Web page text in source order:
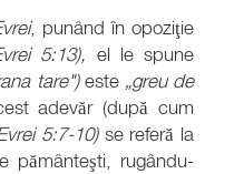
, punând în opoziţie
5:13), el le spune
tare")este „greu de
adevăr (după cum
5:7-10) se referă la
pământeşti, rugându-